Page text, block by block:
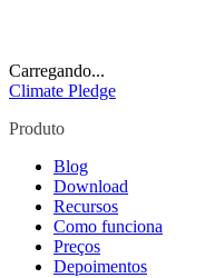
Carregando...
Climate Pledge
Produto
Blog
Download
Recursos
Como funciona
Preços
Depoimentos